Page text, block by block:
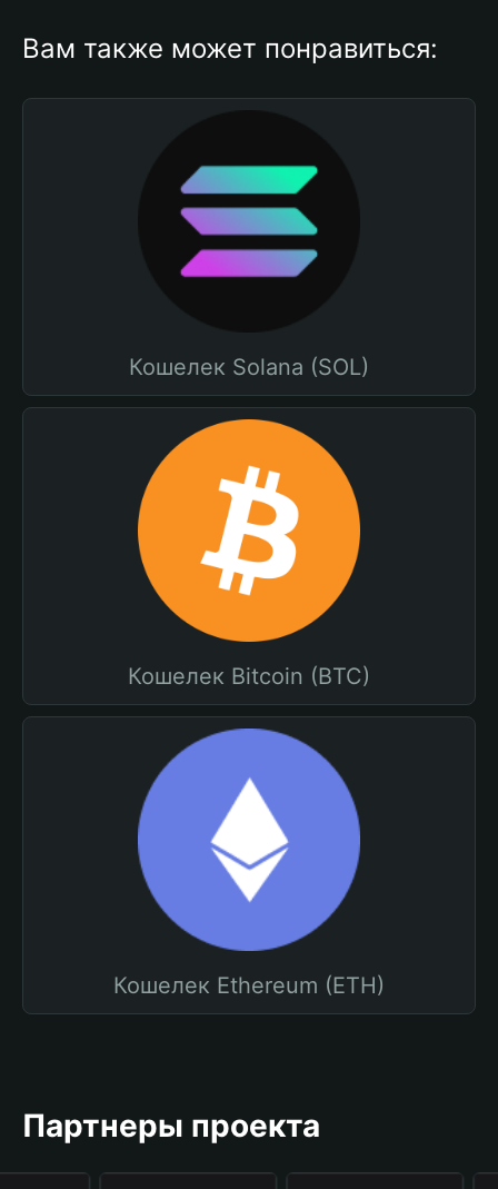
Вам также может понравиться:
Кошелек Solana (SOL)
Кошелек Bitcoin (BTC)
Кошелек Ethereum (ETH)
Партнеры проекта